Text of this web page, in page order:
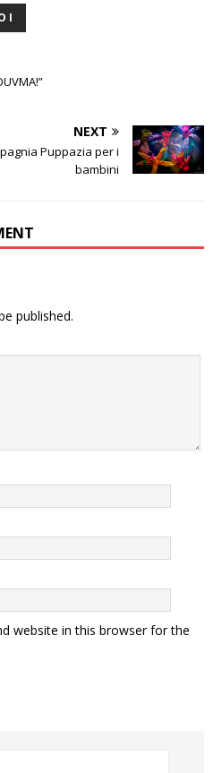
I
NEXT
Puppazia per i
bambini
published.
website in this browser for the